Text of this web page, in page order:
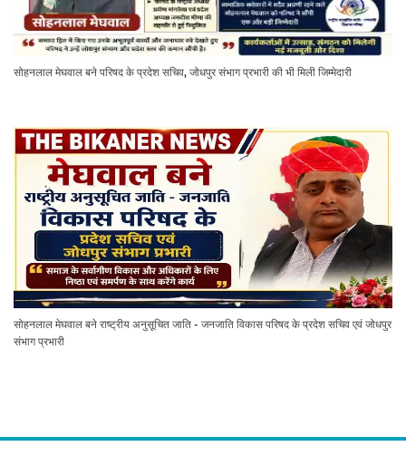
सोहनलाल मेघवाल बने परिषद के प्रदेश सचिव, जोधपुर संभाग प्रभारी की भी मिली जिम्मेदारी
सोहनलाल मेघवाल बने राष्ट्रीय अनुसूचित जाति - जनजाति विकास परिषद के प्रदेश सचिव एवं जोधपुर
संभाग प्रभारी